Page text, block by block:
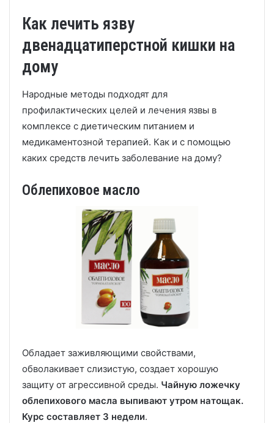
Как лечить язву
двенадцатиперстной кишки на
дому
Народные методы подходят для
профилактических целей и лечения язвы в
комплексе с диетическим питанием и
медикаментозной терапией. Как и с помощью
каких средств лечить заболевание на дому?
Облепиховое масло
Обладает заживляющими свойствами,
обволакивает слизистую, создает хорошую
защиту от агрессивной среды. Чайную ложечку
облепихового масла выпивают утром натощак.
Курс составляет 3 недели.